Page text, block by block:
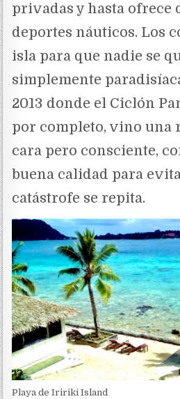
privadas y hasta ofrece
deportes náuticos. Los
isla para que nadie se
simplemente
2013 donde el Ciclón
por completo, vino una
cara pero consciente,
buena calidad para
catástrofe se repita.
Playa de Iririki Island